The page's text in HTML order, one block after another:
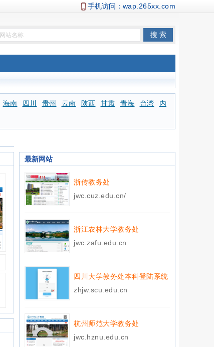
手机访问： wap.265xx.com
海南 四川 贵州 云南 陕西 甘肃 青海 台湾
内
最新网站
浙传教务处
jwc.cuz.edu.cn/
浙江农林大学教务处
jwc.zafu.edu.cn
四川大学教务处本科登陆系统
zhjw.scu.edu.cn
杭州师范大学教务处
jwc.hznu.edu.cn